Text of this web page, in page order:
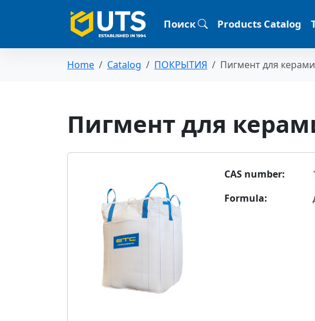
Поиск Products Catalog
Home Catalog ПОКРЫТИЯ Пигмент для
Пигмент для
CAS number:
Formula: